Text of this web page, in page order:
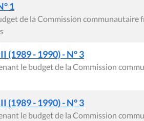
1
de la Commission communautaire
(1989 - 1990) - N° 3
le budget de la Commission
(1989 - 1990) - N° 3
le budget de la Commission